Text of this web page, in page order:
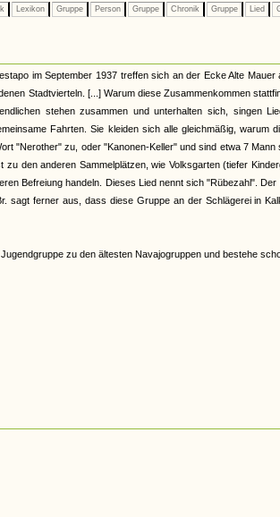
Lexikon Gruppe Person Gruppe Chronik Gruppe Lied
im September 1937 treffen sich an der Ecke Alte
Stadtvierteln. [...] Warum diese Zusammenkommen
stehen zusammen und unterhalten sich, singen
Fahrten. Sie kleiden sich alle gleichmäßig, warum
"Nerother" zu, oder "Kanonen-Keller" und sind etwa 7
den anderen Sammelplätzen, wie Volksgarten (tiefer
Befreiung handeln. Dieses Lied nennt sich "Rübezahl".
sagt ferner aus, dass diese Gruppe an der Schlägerei in
zu den ältesten Navajogruppen und bestehe